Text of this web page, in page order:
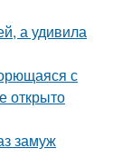
а удивила
с
открыто
замуж